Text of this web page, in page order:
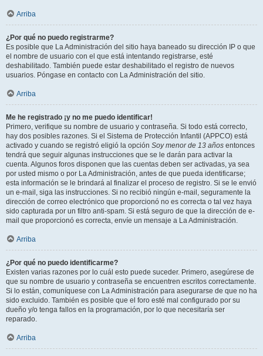
Arriba
¿Por qué no puedo registrarme?
Es posible que La Administración del sitio haya baneado su dirección IP o que
el nombre de usuario con el que está intentando registrarse, esté
deshabilitado. También puede estar deshabilitado el registro de nuevos
usuarios. Póngase en contacto con La Administración del sitio.
Arriba
Me he registrado ¡y no me puedo identificar!
Primero, verifique su nombre de usuario y contraseña. Si todo está correcto,
hay dos posibles razones. Si el Sistema de Protección Infantil (APPCO) está
activado y cuando se registró eligió la opción Soy menor de 13 años entonces
tendrá que seguir algunas instrucciones que se le darán para activar la
cuenta. Algunos foros disponen que las cuentas deben ser activadas, ya sea
por usted mismo o por La Administración, antes de que pueda identificarse;
esta información se le brindará al finalizar el proceso de registro. Si se le envió
un e-mail, siga las instrucciones. Si no recibió ningún e-mail, seguramente la
dirección de correo electrónico que proporcionó no es correcta o tal vez haya
sido capturada por un filtro anti-spam. Si está seguro de que la dirección de e-
mail que proporcionó es correcta, envíe un mensaje a La Administración.
Arriba
¿Por qué no puedo identificarme?
Existen varias razones por lo cuál esto puede suceder. Primero, asegúrese de
que su nombre de usuario y contraseña se encuentren escritos correctamente.
Si lo están, comuníquese con La Administración para asegurarse de que no ha
sido excluido. También es posible que el foro esté mal configurado por su
dueño y/o tenga fallos en la programación, por lo que necesitaría ser
reparado.
Arriba